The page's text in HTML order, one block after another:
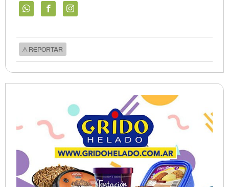
REPORTAR